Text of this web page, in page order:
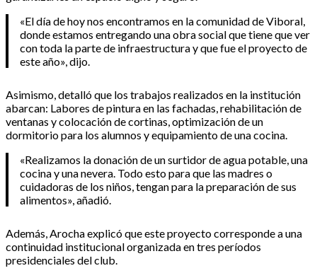
«El día de hoy nos encontramos en la comunidad de Viboral,
donde estamos entregando una obra social que tiene que ver
con toda la parte de infraestructura y que fue el proyecto de
este año», dijo.
Asimismo, detalló que los trabajos realizados en la institución
abarcan: Labores de pintura en las fachadas, rehabilitación de
ventanas y colocación de cortinas, optimización de un
dormitorio para los alumnos y equipamiento de una cocina.
«Realizamos la donación de un surtidor de agua potable, una
cocina y una nevera. Todo esto para que las madres o
cuidadoras de los niños, tengan para la preparación de sus
alimentos», añadió.
Además, Arocha explicó que este proyecto corresponde a una
continuidad institucional organizada en tres períodos
presidenciales del club.